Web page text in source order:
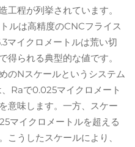
工程が列挙されています。
ルは高精度のCNCフライス
マイクロメートルは荒い切
得られる典型的な値です。
のNスケールというシステム
Raで0.025マイクロメート
意味します。一方、スケー
マイクロメートルを超える
こうしたスケールにより、